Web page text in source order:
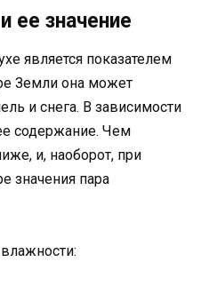
ее значение
является показателем
Земли она может
и снега. В зависимости
содержание. Чем
и, наоборот, при
значения пара